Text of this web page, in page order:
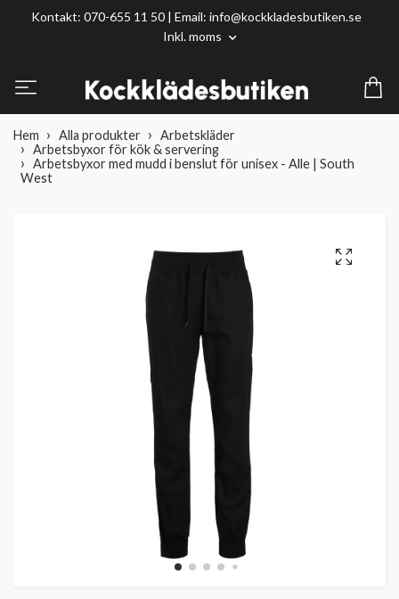
Kontakt: 070-655 11 50 | Email: info@kockkladesbutiken.se
Inkl. moms
Hem Alla produkter
Arbetskläder
Arbetsbyxor för kök & servering
Arbetsbyxor med mudd i benslut för unisex - Alle | South
West